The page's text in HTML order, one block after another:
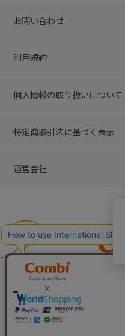
お問い合わせ
利用規約
個人情報の取り扱いについて
特定商取引法に基づく表示
運営会社
子育てに、
ベビー用